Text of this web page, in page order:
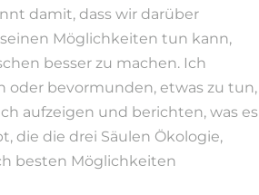
damit, dass wir darüber
Möglichkeiten tun kann,
besser zu machen. Ich
bevormunden, etwas zu tun,
aufzeigen und berichten, was es
die die drei Säulen Ökologie,
besten Möglichkeiten